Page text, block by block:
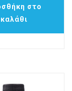
στο
καλάθι